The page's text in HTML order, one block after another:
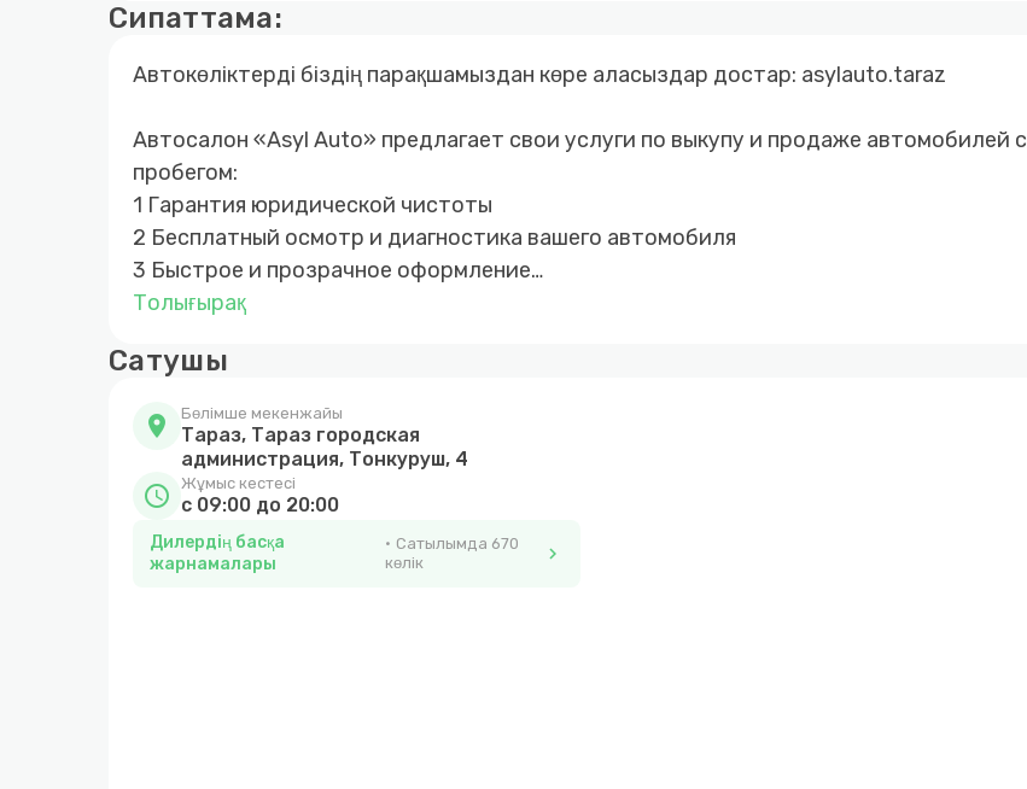
Сипаттама:
Автокөліктерді біздің парақшамыздан көре аласыздар достар: asylauto.taraz
Автосалон «Asyl Auto» предлагает свои услуги по выкупу и продаже автомобилей с
пробегом:
1 Гарантия юридической чистоты
2 Бесплатный осмотр и диагностика вашего автомобиля
3 Быстрое и прозрачное оформление
4 Покупка автомобиля за наличный и безналичный расчет
6 Обмен автомобиля с доплатой в обе стороны
Толығырақ
Сатушы
location_on Бөлімше мекенжайы
Тараз, Тараз городская
администрация, Тонкуруш, 4
schedule Жұмыс кестесі
c 09:00 до 20:00
Дилердің басқа
жарнамалары
Сатылымда 670
көлік
chevron_right